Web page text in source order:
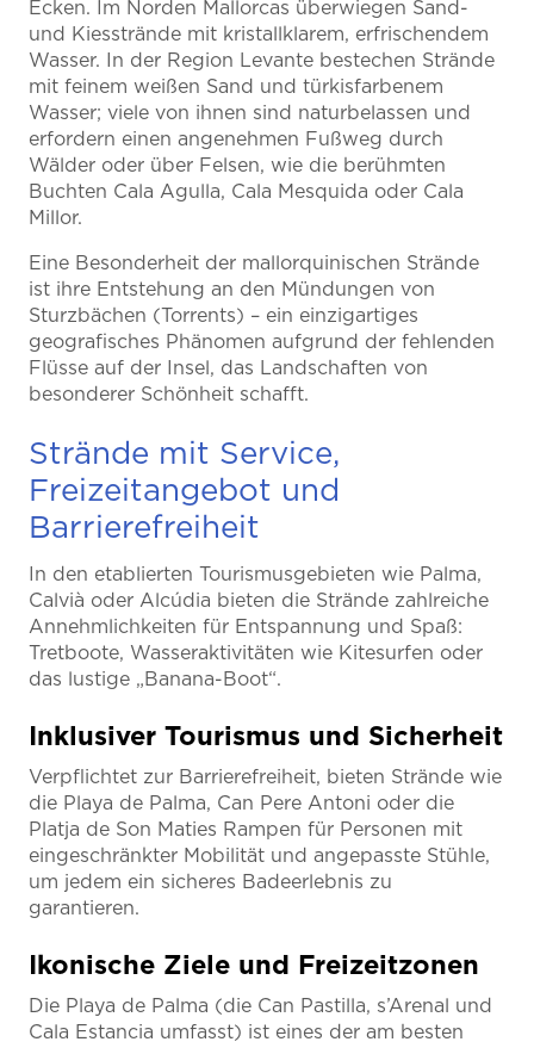
Ecken. Im Norden Mallorcas überwiegen Sand-
und Kiesstrände mit kristallklarem, erfrischendem
Wasser. In der Region Levante bestechen Strände
mit feinem weißen Sand und türkisfarbenem
Wasser; viele von ihnen sind naturbelassen und
erfordern einen angenehmen Fußweg durch
Wälder oder über Felsen, wie die berühmten
Buchten Cala Agulla, Cala Mesquida oder Cala
Millor.
Eine Besonderheit der mallorquinischen Strände
ist ihre Entstehung an den Mündungen von
Sturzbächen (Torrents) – ein einzigartiges
geografisches Phänomen aufgrund der fehlenden
Flüsse auf der Insel, das Landschaften von
besonderer Schönheit schafft.
Strände mit Service,
Freizeitangebot und
Barrierefreiheit
In den etablierten Tourismusgebieten wie Palma,
Calvià oder Alcúdia bieten die Strände zahlreiche
Annehmlichkeiten für Entspannung und Spaß:
Tretboote, Wasseraktivitäten wie Kitesurfen oder
das lustige „Banana-Boot“.
Inklusiver Tourismus und Sicherheit
Verpflichtet zur Barrierefreiheit, bieten Strände wie
die Playa de Palma, Can Pere Antoni oder die
Platja de Son Maties Rampen für Personen mit
eingeschränkter Mobilität und angepasste Stühle,
um jedem ein sicheres Badeerlebnis zu
garantieren.
Ikonische Ziele und Freizeitzonen
Die Playa de Palma (die Can Pastilla, s’Arenal und
Cala Estancia umfasst) ist eines der am besten